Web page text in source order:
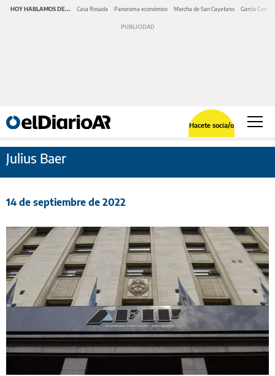
HOY HABLAMOS DE... Casa Rosada Panorama económico Marcha de San Cayetano García Cuerva
Hacete socia/o
Julius Baer
14 de septiembre de 2022